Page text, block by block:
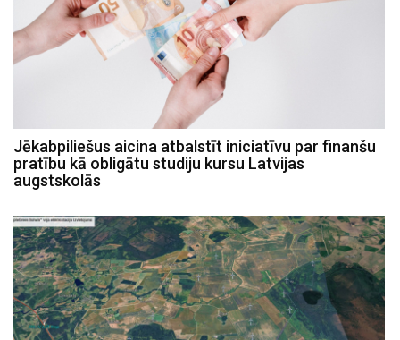
Jēkabpiliešus aicina atbalstīt iniciatīvu par finanšu
pratību kā obligātu studiju kursu Latvijas
augstskolās